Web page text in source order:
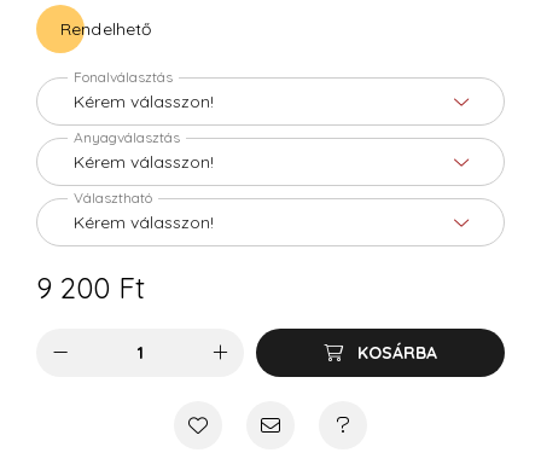
Rendelhető
Fonalválasztás
Anyagválasztás
Választható
9 200 Ft
KOSÁRBA